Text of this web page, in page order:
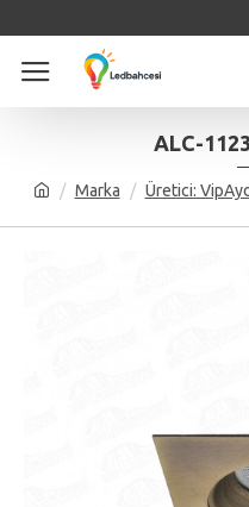
Marka Üretici:
ALC-